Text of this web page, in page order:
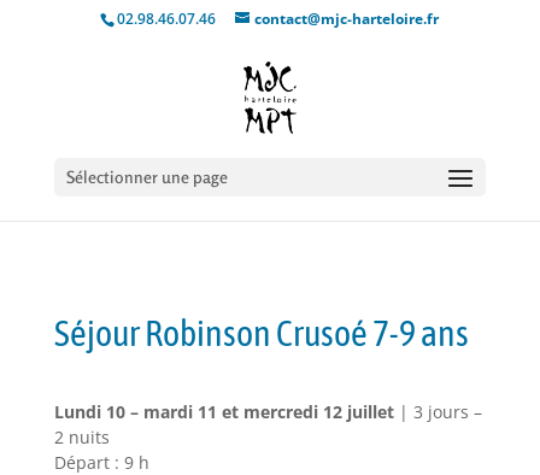
02.98.46.07.46 contact@mjc-harteloire.fr
Sélectionner une page
Séjour Robinson Crusoé 7-9 ans
Lundi 10 – mardi 11 et mercredi 12 juillet| 3 jours –
2 nuits
Départ : 9 h